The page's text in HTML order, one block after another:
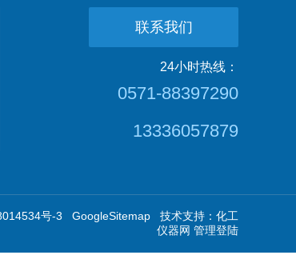
联系我们
24小时热线：
0571-88397290
13336057879
号-3 GoogleSitemap 技术支持： 化工
仪器网 管理登陆